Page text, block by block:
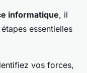
informatique, il
essentielles
vos forces,